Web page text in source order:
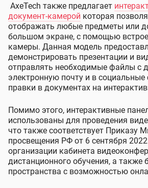
AxeTech также предлагает
документ-камерой которая
отображать любые предметы или
большом экране, с помощью
камеры. Данная модель
демонстрировать презентации и
отправлять необходимые файлы с
электронную почту и в социальные
правки в документах на
Помимо этого, интерактивные
использованы для проведения
что также соответствует Приказу
просвещения РФ от 6 сентября
организации кабинета
дистанционного обучения, а также
пространства с возможностью